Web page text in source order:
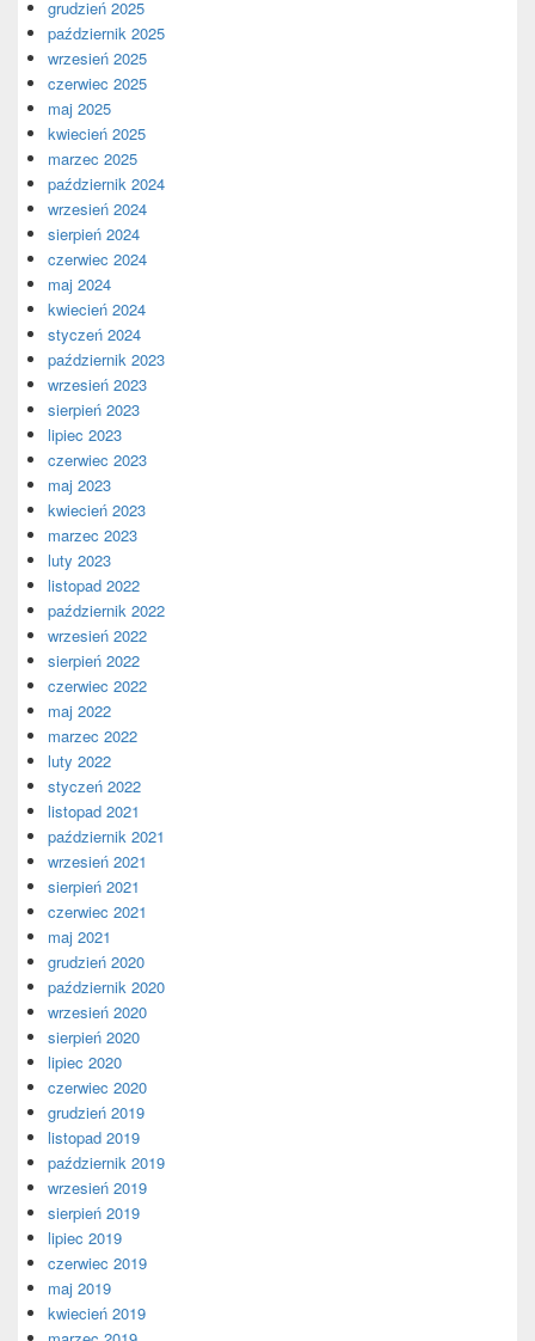
grudzień 2025
październik 2025
wrzesień 2025
czerwiec 2025
maj 2025
kwiecień 2025
marzec 2025
październik 2024
wrzesień 2024
sierpień 2024
czerwiec 2024
maj 2024
kwiecień 2024
styczeń 2024
październik 2023
wrzesień 2023
sierpień 2023
lipiec 2023
czerwiec 2023
maj 2023
kwiecień 2023
marzec 2023
luty 2023
listopad 2022
październik 2022
wrzesień 2022
sierpień 2022
czerwiec 2022
maj 2022
marzec 2022
luty 2022
styczeń 2022
listopad 2021
październik 2021
wrzesień 2021
sierpień 2021
czerwiec 2021
maj 2021
grudzień 2020
październik 2020
wrzesień 2020
sierpień 2020
lipiec 2020
czerwiec 2020
grudzień 2019
listopad 2019
październik 2019
wrzesień 2019
sierpień 2019
lipiec 2019
czerwiec 2019
maj 2019
kwiecień 2019